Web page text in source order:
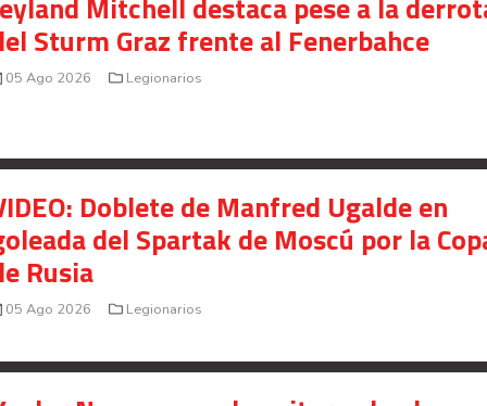
presunto fraude en bienes gananciales
Your Add Here !!
Sturm Graz frente al Fenerbahce
05 Ago 2026 Legionarios
Doblete de Manfred Ugalde en
del Spartak de Moscú por la
Rusia
05 Ago 2026 Legionarios